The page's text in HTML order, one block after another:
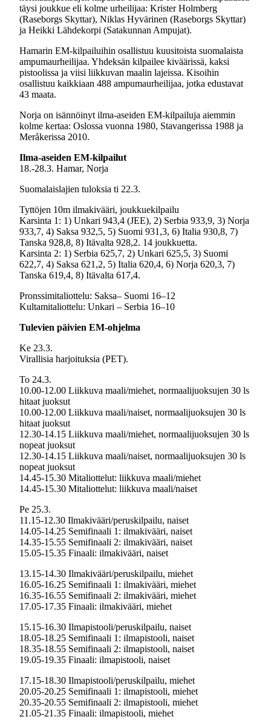
täysi joukkue eli kolme urheilijaa: Krister Holmberg
(Raseborgs Skyttar), Niklas Hyvärinen (Raseborgs Skyttar)
ja Heikki Lähdekorpi (Satakunnan Ampujat).
Hamarin EM-kilpailuihin osallistuu kuusitoista suomalaista
ampumaurheilijaa. Yhdeksän kilpailee kiväärissä, kaksi
pistoolissa ja viisi liikkuvan maalin lajeissa. Kisoihin
osallistuu kaikkiaan 488 ampumaurheilijaa, jotka edustavat
43 maata.
Norja on isännöinyt ilma-aseiden EM-kilpailuja aiemmin
kolme kertaa: Oslossa vuonna 1980, Stavangerissa 1988 ja
Meråkerissa 2010.
Ilma-aseiden EM-kilpailut
18.-28.3. Hamar, Norja
Suomalaislajien tuloksia ti 22.3.
Tyttöjen 10m ilmakivääri, joukkuekilpailu
Karsinta 1: 1) Unkari 943,4 (JEE), 2) Serbia 933,9, 3) Norja
933,7, 4) Saksa 932,5, 5) Suomi 931,3, 6) Italia 930,8, 7)
Tanska 928,8, 8) Itävalta 928,2. 14 joukkuetta.
Karsinta 2: 1) Serbia 625,7, 2) Unkari 625,5, 3) Suomi
622,7, 4) Saksa 621,2, 5) Italia 620,4, 6) Norja 620,3, 7)
Tanska 619,4, 8) Itävalta 617,4.
Pronssimitaliottelu: Saksa– Suomi 16–12
Kultamitaliottelu: Unkari – Serbia 16–10
Tulevien päivien EM-ohjelma
Ke 23.3.
Virallisia harjoituksia (PET).
To 24.3.
10.00-12.00 Liikkuva maali/miehet, normaalijuoksujen 30 ls
hitaat juoksut
10.00-12.00 Liikkuva maali/naiset, normaalijuoksujen 30 ls
hitaat juoksut
12.30-14.15 Liikkuva maali/miehet, normaalijuoksujen 30 ls
nopeat juoksut
12.30-14.15 Liikkuva maali/naiset, normaalijuoksujen 30 ls
nopeat juoksut
14.45-15.30 Mitaliottelut: liikkuva maali/miehet
14.45-15.30 Mitaliottelut: liikkuva maali/naiset
Pe 25.3.
11.15-12.30 Ilmakivääri/peruskilpailu, naiset
14.05-14.25 Semifinaali 1: ilmakivääri, naiset
14.35-15.55 Semifinaali 2: ilmakivääri, naiset
15.05-15.35 Finaali: ilmakivääri, naiset
13.15-14.30 Ilmakivääri/peruskilpailu, miehet
16.05-16.25 Semifinaali 1: ilmakivääri, miehet
16.35-16.55 Semifinaali 2: ilmakivääri, miehet
17.05-17.35 Finaali: ilmakivääri, miehet
15.15-16.30 Ilmapistooli/peruskilpailu, naiset
18.05-18.25 Semifinaali 1: ilmapistooli, naiset
18.35-18.55 Semifinaali 2: ilmapistooli, naiset
19.05-19.35 Finaali: ilmapistooli, naiset
17.15-18.30 Ilmapistooli/peruskilpailu, miehet
20.05-20.25 Semifinaali 1: ilmapistooli, miehet
20.35-20.55 Semifinaali 2: ilmapistooli, miehet
21.05-21.35 Finaali: ilmapistooli, miehet